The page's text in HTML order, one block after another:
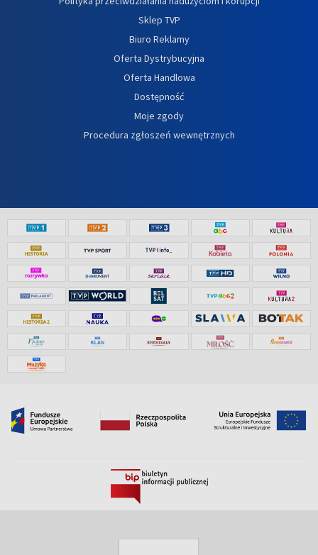
Sklep TVP
Biuro Reklamy
Oferta Dystrybucyjna
Oferta Handlowa
Dostępność
Moje zgody
Procedura zgłoszeń wewnętrznych